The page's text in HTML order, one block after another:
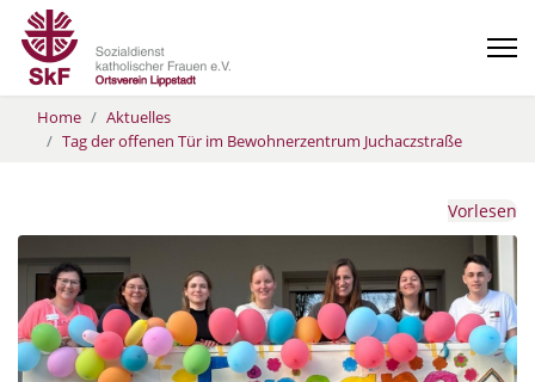
Home
Aktuelles
Tag der offenen Tür im Bewohnerzentrum Juchaczstraße
Vorlesen